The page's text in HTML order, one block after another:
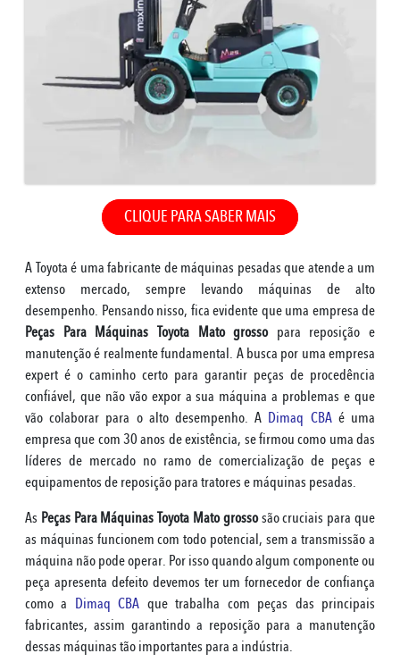
A Toyota é uma fabricante de máquinas pesadas que atende a um
extenso mercado, sempre levando máquinas de alto
desempenho. Pensando nisso, fica evidente que uma empresa de
Peças Para Máquinas Toyota Mato grossopara reposição e
manutenção é realmente fundamental. A busca por uma empresa
expert é o caminho certo para garantir peças de procedência
confiável, que não vão expor a sua máquina a problemas e que
vão colaborar para o alto desempenho. A Dimaq CBAé uma
empresa que com 30 anos de existência, se firmou como uma das
líderes de mercado no ramo de comercialização de peças e
equipamentos de reposição para tratores e máquinas pesadas.
As Peças Para Máquinas Toyota Mato grossosão cruciais para que
as máquinas funcionem com todo potencial, sem a transmissão a
máquina não pode operar. Por isso quando algum componente ou
peça apresenta defeito devemos ter um fornecedor de confiança
como a Dimaq CBA que trabalha com peças das principais
fabricantes, assim garantindo a reposição para a manutenção
dessas máquinas tão importantes para a indústria.
CLIQUE PARA SABER MAIS